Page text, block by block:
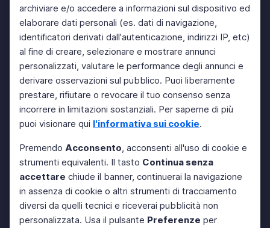
archiviare e/o accedere a informazioni sul dispositivo ed
elaborare dati personali (es. dati di navigazione,
identificatori derivati dall'autenticazione, indirizzi IP, etc)
al fine di creare, selezionare e mostrare annunci
personalizzati, valutare le performance degli annunci e
derivare osservazioni sul pubblico. Puoi liberamente
prestare, rifiutare o revocare il tuo consenso senza
incorrere in limitazioni sostanziali. Per saperne di più
puoi visionare qui l'informativa sui cookie.
Premendo Acconsento, acconsenti all'uso di cookie e
strumenti equivalenti. Il tasto Continua senza
accettare chiude il banner, continuerai la navigazione
in assenza di cookie o altri strumenti di tracciamento
diversi da quelli tecnici e riceverai pubblicità non
personalizzata. Usa il pulsante Preferenze per